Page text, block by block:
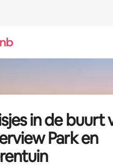
in de buurt
Park en